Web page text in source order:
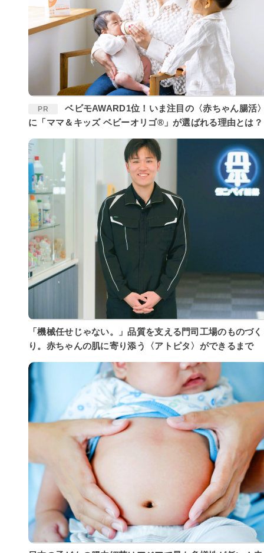
PR
ベビモAWARD1位！いま注目の〈赤ちゃん腸活〉
に「ママ＆キッズ ベビーオリゴ®」が選ばれる理由とは？
「機械任せじゃない。」品質を支える門司工場のものづく
り。赤ちゃんの肌に寄り添う〈アトピタ〉ができるまで